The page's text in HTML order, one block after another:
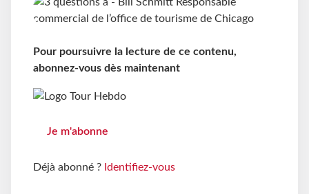
Pour poursuivre la lecture de ce contenu,
abonnez-vous dès maintenant
Je m'abonne
Déjà abonné ? Identifiez-vous